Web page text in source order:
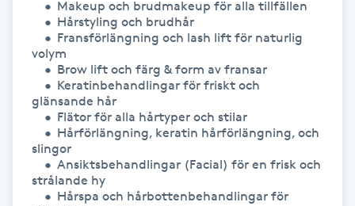
Hot yoga
Hudföryngring
Huduppstramning
Hudvård
volym
glänsande hår
slingor
strålande hy